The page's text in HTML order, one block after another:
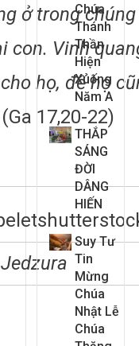
ở trong
con. Vinh
họ, để họ
(Ga 17,20-22)
Chúa
Thánh
Thần
Hiện
Xuống
Năm A
THẮP
SÁNG
ĐỜI
DÂNG
HIẾN
Suy Tư
Tin
Mừng
Chúa
Nhật Lễ
Chúa